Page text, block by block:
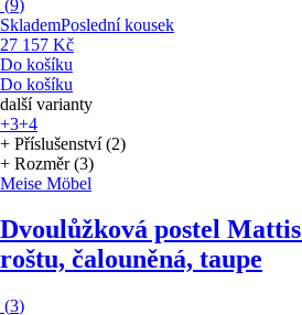
(9)
SklademPoslední kousek
27 157 Kč
Do košíku
Do košíku
další varianty
+3+4
+ Příslušenství (2)
+ Rozměr (3)
Meise Möbel
Dvoulůžková postel Mattis
roštu, čalouněná, taupe
(3)